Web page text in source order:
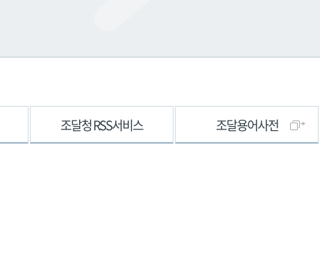
조달청 RSS서비스 조달용어사전